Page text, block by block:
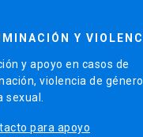
Y
y apoyo en casos de
violencia de
sexual.
para apoyo